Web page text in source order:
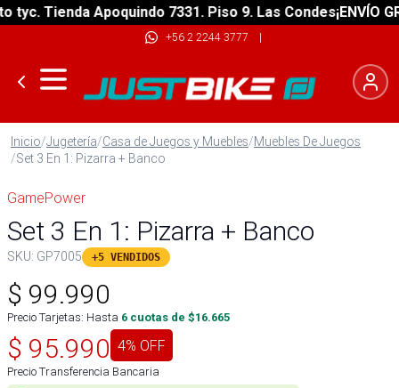
Tienda Apoquindo 7331. Piso 9. Las Condes¡ENVÍO
+56 2 2244 3777 |
Inicio/Jugetería/Casa de Juegos y Muebles/Muebles De Juegos
/Set 3 En 1: Pizarra + Banco
GamePower
Set 3 En 1: Pizarra + Banco
SKU: GP7005 +5 VENDIDOS
$ 99.990
Precio Tarjetas: Hasta 6 cuotas de $16.665
$ 95.990 4% OFF
Precio Transferencia Bancaria